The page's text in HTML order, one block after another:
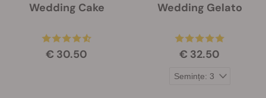
Wedding Cake
€ 30.50
Wedding Gelato
€ 32.50